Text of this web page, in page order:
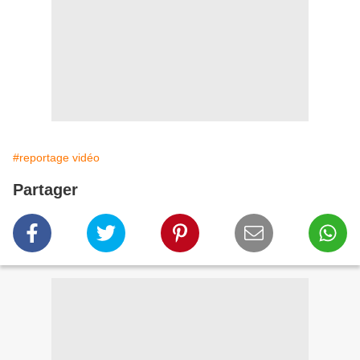
#reportage vidéo
Partager